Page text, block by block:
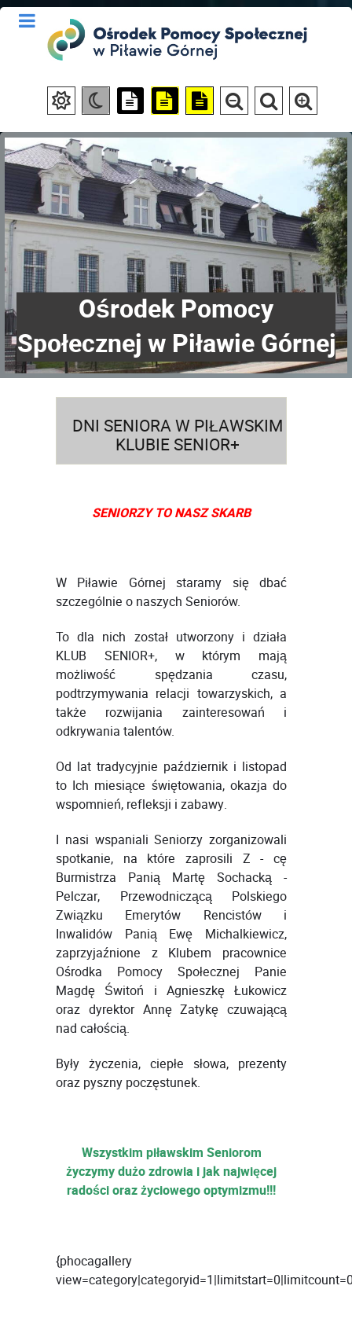
Ośrodek Pomocy
Społecznej w Piławie Górnej
DNI SENIORA W PIŁAWSKIM
KLUBIE SENIOR+
SENIORZY TO NASZ SKARB
W Piławie Górnej staramy się dbać
szczególnie o naszych Seniorów.
To dla nich został utworzony i działa
KLUB SENIOR+, w którym mają
możliwość spędzania czasu,
podtrzymywania relacji towarzyskich, a
także rozwijania zainteresowań i
odkrywania talentów.
Od lat tradycyjnie październik i listopad
to Ich miesiące świętowania, okazja do
wspomnień, refleksji i zabawy.
I nasi wspaniali Seniorzy zorganizowali
spotkanie, na które zaprosili Z - cę
Burmistrza Panią Martę Sochacką -
Pelczar, Przewodniczącą Polskiego
Związku Emerytów Rencistów i
Inwalidów Panią Ewę Michalkiewicz,
zaprzyjaźnione z Klubem pracownice
Ośrodka Pomocy Społecznej Panie
Magdę Świtoń i Agnieszkę Łukowicz
oraz dyrektor Annę Zatykę czuwającą
nad całością.
Były życzenia, ciepłe słowa, prezenty
oraz pyszny poczęstunek.
Wszystkim piławskim Seniorom
życzymy dużo zdrowia i jak najwięcej
radości oraz życiowego optymizmu!!!
{phocagallery